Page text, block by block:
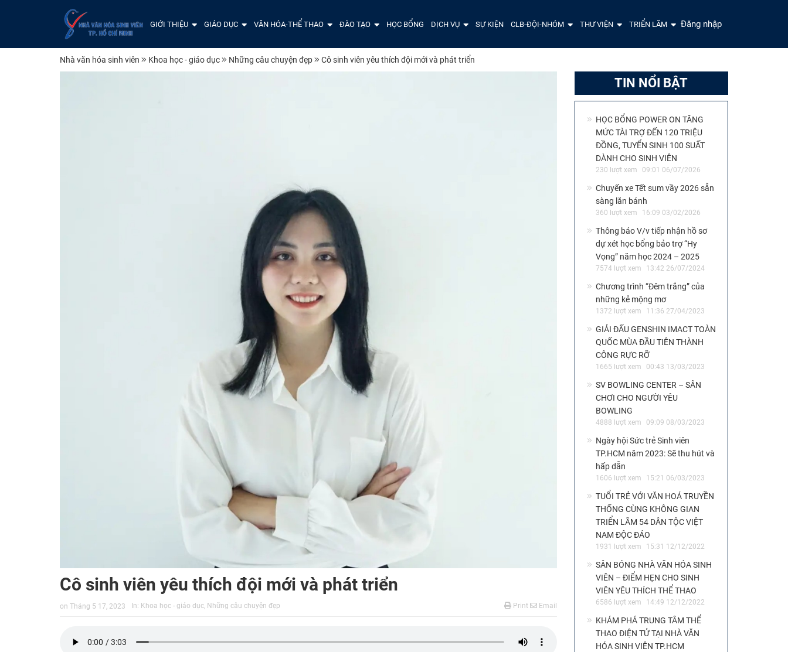
GIỚI THIỆU GIÁO DỤC VĂN HÓA-THỂ THAO ĐÀO TẠO HỌC BỔNG DỊCH VỤ SỰ KIỆN CLB-ĐỘI-NHÓM THƯ VIỆN TRIỂN LÃM Đăng nhập
Nhà văn hóa sinh viên Khoa học - giáo dục Những câu chuyện đẹp Cô sinh viên yêu thích đội mới và phát triển
Cô sinh viên yêu thích đội mới và phát triển
on Tháng 5 17, 2023 In: Khoa học - giáo dục Những câu chuyện đẹp Print Email
TIN NỔI BẬT
HỌC BỔNG POWER ON TĂNG
MỨC TÀI TRỢ ĐẾN 120 TRIỆU
ĐỒNG, TUYỂN SINH 100 SUẤT
DÀNH CHO SINH VIÊN
230 lượt xem 09:01 06/07/2026
Chuyến xe Tết sum vầy 2026 sẵn
sàng lăn bánh
360 lượt xem 16:09 03/02/2026
Thông báo V/v tiếp nhận hồ sơ
dự xét học bổng bảo trợ “Hy
Vọng” năm học 2024 – 2025
7574 lượt xem 13:42 26/07/2024
Chương trình “Đêm trắng” của
những kẻ mộng mơ
1372 lượt xem 11:36 27/04/2023
GIẢI ĐẤU GENSHIN IMACT TOÀN
QUỐC MÙA ĐẦU TIÊN THÀNH
CÔNG RỰC RỠ
1665 lượt xem 00:43 13/03/2023
SV BOWLING CENTER – SÂN
CHƠI CHO NGƯỜI YÊU
BOWLING
4888 lượt xem 09:09 08/03/2023
Ngày hội Sức trẻ Sinh viên
TP.HCM năm 2023: Sẽ thu hút và
hấp dẫn
1606 lượt xem 15:21 06/03/2023
TUỔI TRẺ VỚI VĂN HOÁ TRUYỀN
THỐNG CÙNG KHÔNG GIAN
TRIỂN LÃM 54 DÂN TỘC VIỆT
NAM ĐỘC ĐÁO
1931 lượt xem 15:31 12/12/2022
SÂN BÓNG NHÀ VĂN HÓA SINH
VIÊN – ĐIỂM HẸN CHO SINH
VIÊN YÊU THÍCH THỂ THAO
6586 lượt xem 14:49 12/12/2022
KHÁM PHÁ TRUNG TÂM THỂ
THAO ĐIỆN TỬ TẠI NHÀ VĂN
HÓA SINH VIÊN TP.HCM